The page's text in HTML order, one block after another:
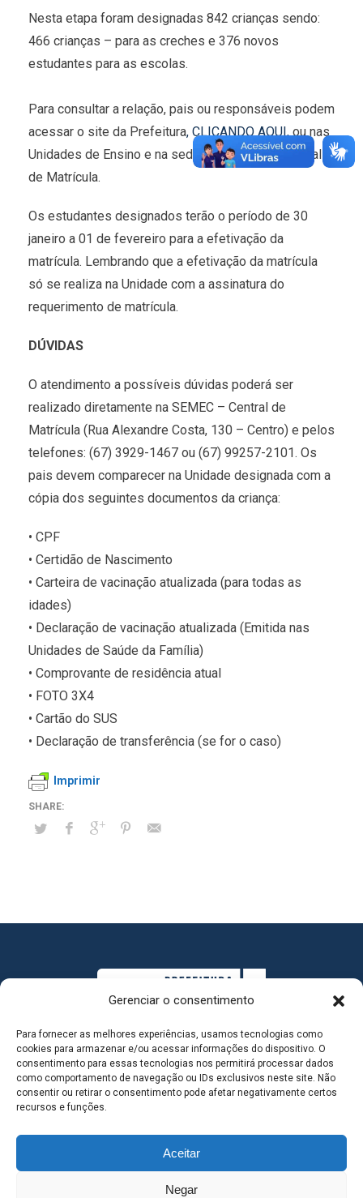
Gerenciar o consentimento
Para fornecer as melhores experiências, usamos tecnologias como
cookies para armazenar e/ou acessar informações do dispositivo. O
consentimento para essas tecnologias nos permitirá processar dados
como comportamento de navegação ou IDs exclusivos neste site. Não
consentir ou retirar o consentimento pode afetar negativamente certos
recursos e funções.
Aceitar
Negar
Nesta etapa foram designadas 842 crianças sendo:
466 crianças – para as creches e 376 novos
estudantes para as escolas.
Para consultar a relação, pais ou responsáveis podem
acessar o site da Prefeitura, CLICANDO AQUI,ou nas
Unidades de Ensino e na sede da SEMEC na Central
de Matrícula.
Os estudantes designados terão o período de 30
janeiro a 01 de fevereiro para a efetivação da
matrícula. Lembrando que a efetivação da matrícula
só se realiza na Unidade com a assinatura do
requerimento de matrícula.
DÚVIDAS
O atendimento a possíveis dúvidas poderá ser
realizado diretamente na SEMEC – Central de
Matrícula (Rua Alexandre Costa, 130 – Centro) e pelos
telefones: (67) 3929-1467 ou (67) 99257-2101. Os
pais devem comparecer na Unidade designada com a
cópia dos seguintes documentos da criança:
• CPF
• Certidão de Nascimento
• Carteira de vacinação atualizada (para todas as
idades)
• Declaração de vacinação atualizada (Emitida nas
Unidades de Saúde da Família)
• Comprovante de residência atual
• FOTO 3X4
• Cartão do SUS
• Declaração de transferência (se for o caso)
Imprimir
MAPA DO SITE
SEDE DO ADMINISTRATIVO MUNICIPAL - Avenida